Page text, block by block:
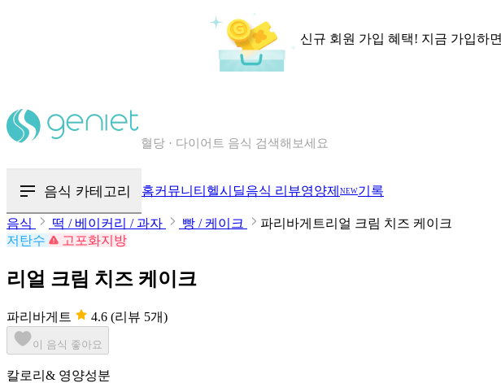
신규 회원 가입 혜택! 지금 가입하면
칼로리와 영양성분을 검색해보세요
음식 카테고리 홈커뮤니티 헬시딜음식 리뷰영양제 NEW기록
음식 떡 / 베이커리 / 과자 빵 / 케이크
파리바게트리얼 크림 치즈 케이크
저탄수
고포화지방
리얼 크림 치즈 케이크
파리바게트 4.6 (리뷰 5개)
이 음식 좋아요
칼로리& 영양성분